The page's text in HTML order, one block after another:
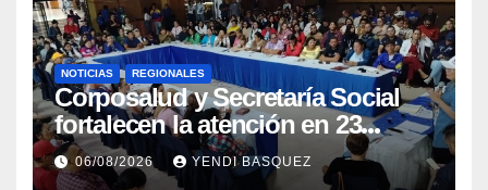
NOTICIAS REGIONALES
Corposalud y Secretaría Social
fortalecen la atención en 23
municipios
06/08/2026 YENDI BASQUEZ